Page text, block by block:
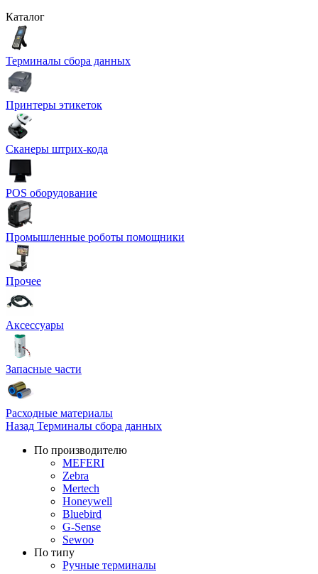
Каталог
Терминалы сбора данных
Принтеры этикеток
Сканеры штрих-кода
POS оборудование
Промышленные роботы помощники
Прочее
Аксессуары
Запасные части
Расходные материалы
Назад Терминалы сбора данных
По производителю
MEFERI
Zebra
Mertech
Honeywell
Bluebird
G-Sense
Sewoo
По типу
Ручные терминалы